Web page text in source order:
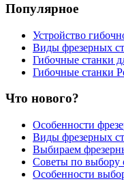
Популярное
Устройство
Виды фрезерных
Гибочные станки
Гибочные станки
Что нового?
Особенности
Виды фрезерных
Выбираем
Советы по выбору
Особенности